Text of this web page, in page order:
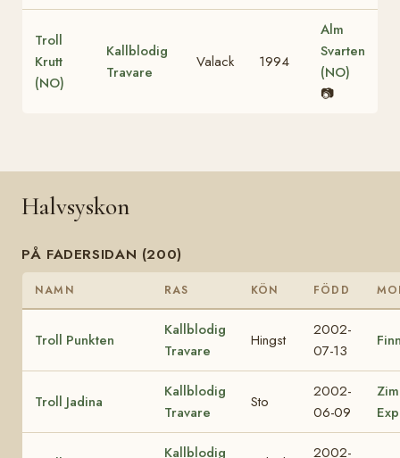
Troll
Krutt
(NO)
Kallblodig
Travare
Valack 1994
Alm
Svarten
(NO)
📷
Halvsyskon
PÅ FADERSIDAN (200)
NAMN RAS KÖN FÖDD
Troll Punkten
Kallblodig
Travare
Hingst
2002-
07-13
Troll Jadina
Kallblodig
Travare
Sto
2002-
06-09
Kallblodig 2002-